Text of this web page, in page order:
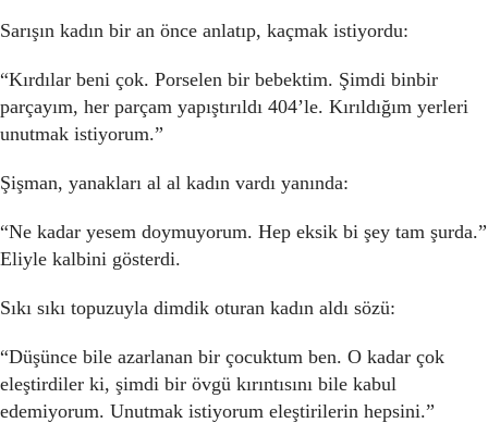
Sarışın kadın bir an önce anlatıp, kaçmak istiyordu:
“Kırdılar beni çok. Porselen bir bebektim. Şimdi binbir
parçayım, her parçam yapıştırıldı 404’le. Kırıldığım yerleri
unutmak istiyorum.”
Şişman, yanakları al al kadın vardı yanında:
“Ne kadar yesem doymuyorum. Hep eksik bi şey tam şurda.”
Eliyle kalbini gösterdi.
Sıkı sıkı topuzuyla dimdik oturan kadın aldı sözü:
“Düşünce bile azarlanan bir çocuktum ben. O kadar çok
eleştirdiler ki, şimdi bir övgü kırıntısını bile kabul
edemiyorum. Unutmak istiyorum eleştirilerin hepsini.”